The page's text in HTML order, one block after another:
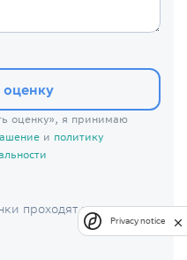
оценку
оценку», я принимаю
и политику
проходят модерацию
Privacy notice